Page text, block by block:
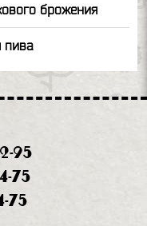
брожения
пива
95
75
75